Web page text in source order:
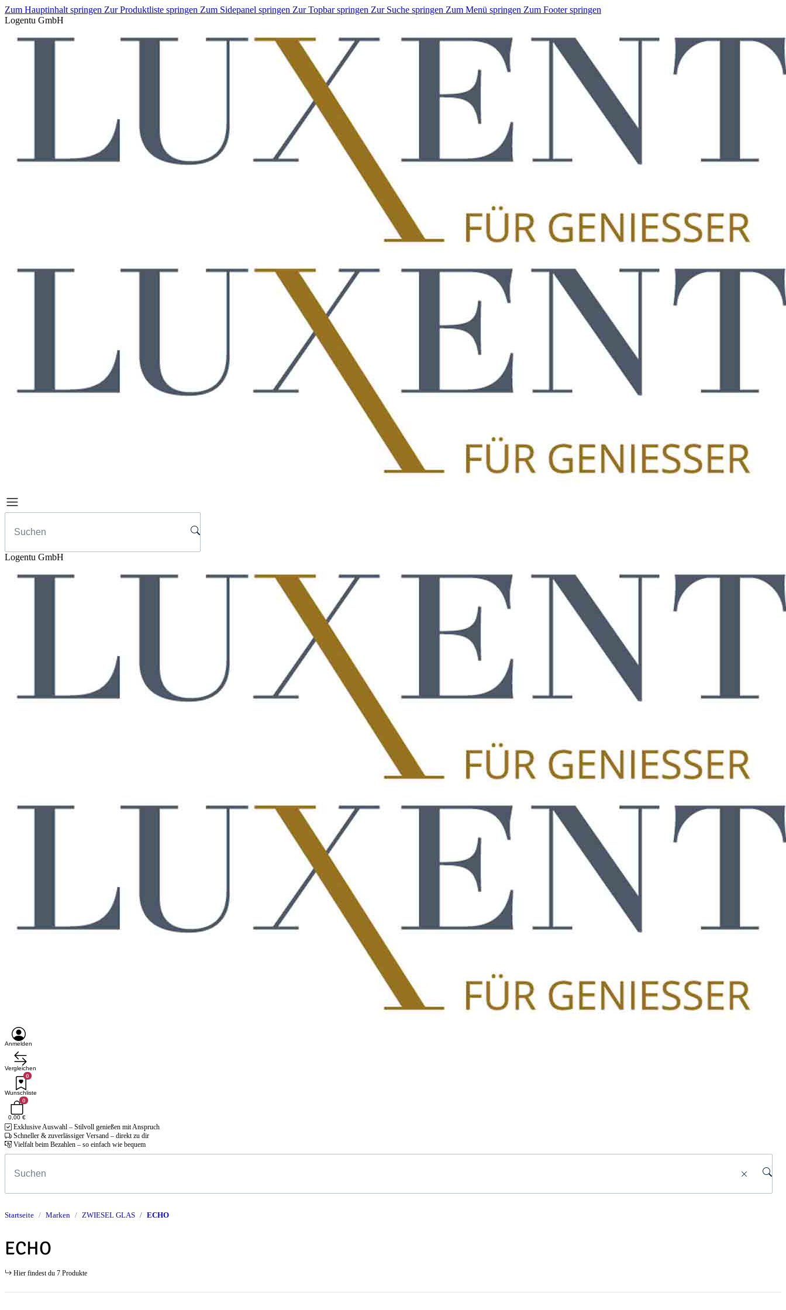
Zum Hauptinhalt springen Zur Produktliste springen Zum Sidepanel springen Zur Topbar springen Zur Suche springen Zum Menü springen Zum Footer springen
Logentu GmbH
Logentu GmbH
Anmelden
Vergleichen
0
Wunschliste
0
0,00 €
Exklusive Auswahl – Stilvoll genießen mit Anspruch
Schneller & zuverlässiger Versand – direkt zu dir
Vielfalt beim Bezahlen – so einfach wie bequem
Startseite Marken ZWIESEL GLAS ECHO
ECHO
Hier findest du 7 Produkte